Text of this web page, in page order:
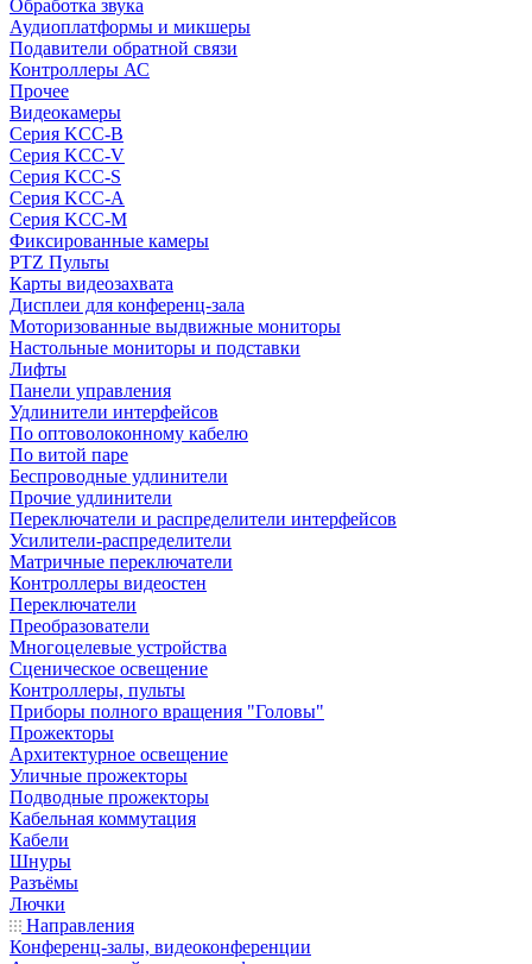
Обработка звука
Аудиоплатформы и микшеры
Подавители обратной связи
Контроллеры АС
Прочее
Видеокамеры
Серия KCC-B
Серия KCC-V
Серия KCC-S
Серия KCC-A
Серия KCC-M
Фиксированные камеры
PTZ Пульты
Карты видеозахвата
Дисплеи для конференц-зала
Моторизованные выдвижные мониторы
Настольные мониторы и подставки
Лифты
Панели управления
Удлинители интерфейсов
По оптоволоконному кабелю
По витой паре
Беспроводные удлинители
Прочие удлинители
Переключатели и распределители интерфейсов
Усилители-распределители
Матричные переключатели
Контроллеры видеостен
Переключатели
Преобразователи
Многоцелевые устройства
Сценическое освещение
Контроллеры, пульты
Приборы полного вращения "Головы"
Прожекторы
Архитектурное освещение
Уличные прожекторы
Подводные прожекторы
Кабельная коммутация
Кабели
Шнуры
Разъёмы
Лючки
Направления
Конференц-залы, видеоконференции